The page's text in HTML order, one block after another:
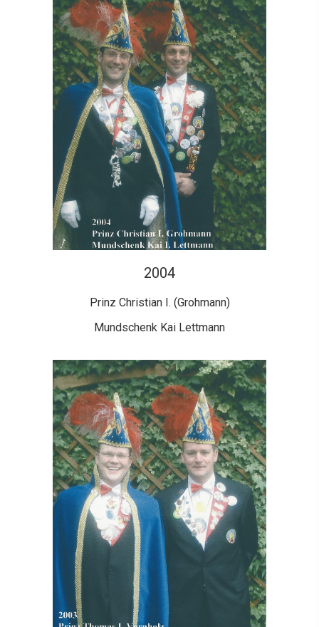
2004
Prinz Christian I. (Grohmann)
Mundschenk Kai Lettmann